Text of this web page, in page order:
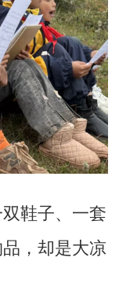
鞋子、一套
，却是大凉